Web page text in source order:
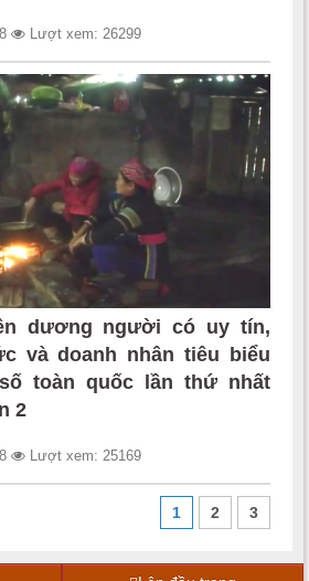
Lượt xem: 26299
dương người có uy tín,
và doanh nhân tiêu biểu
toàn quốc lần thứ nhất
2
Lượt xem: 25169
1 2 3